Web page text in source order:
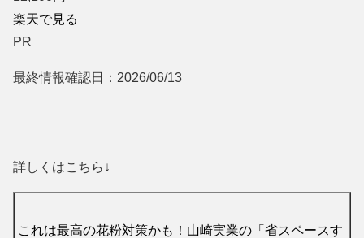
楽天で見る
PR
最終情報確認日：2026/06/13
詳しくはこちら↓
これは最高の花粉対策かも！山崎実業の「省スペースす